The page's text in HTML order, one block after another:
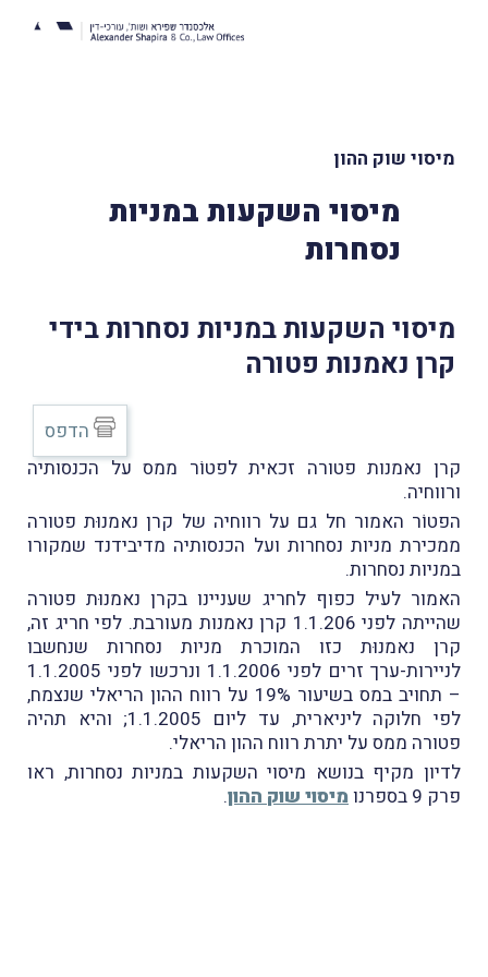
מיסוי שוק ההון
מיסוי השקעות במניות
נסחרות
מיסוי השקעות במניות נסחרות בידי
קרן נאמנות פטורה
קרן נאמנות פטורה זכאית לפטוֹר ממס על הכנסותיה
ורווחיה.
הפטוֹר האמור חל גם על רווחיה של קרן נאמנוּת פטורה
ממכירת מניות נסחרות ועל הכנסותיה מדיבידנד שמקורו
במניות נסחרות.
האמור לעיל כפוף לחריג שעניינו בקרן נאמנוּת פטורה
שהייתה לפני 1.1.206 קרן נאמנות מעורבת. לפי חריג זה,
קרן נאמנוּת כזו המוכרת מניות נסחרות שנחשבו
לניירות-ערך זרים לפני 1.1.2006 ונרכשו לפני 1.1.2005
– תחויב במס בשיעור 19% על רווח ההון הריאלי שנצמח,
לפי חלוקה ליניארית, עד ליום 1.1.2005; והיא תהיה
פטורה ממס על יתרת רווח ההון הריאלי.
לדיון מקיף בנושא מיסוי השקעות במניות נסחרות, ראו
פרק 9 בספרנו
מיסוי שוק ההון.